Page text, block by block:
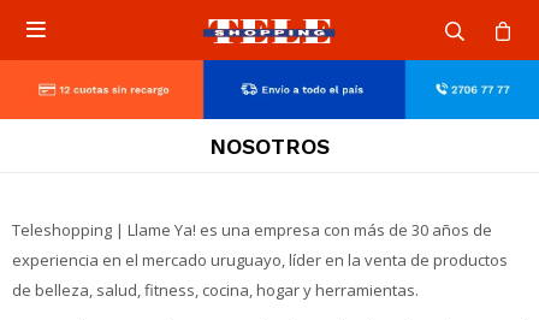

NOSOTROS
Teleshopping | Llame Ya! es una empresa con más de 30 años de
experiencia en el mercado uruguayo, líder en la venta de productos
de belleza, salud, fitness, cocina, hogar y herramientas.